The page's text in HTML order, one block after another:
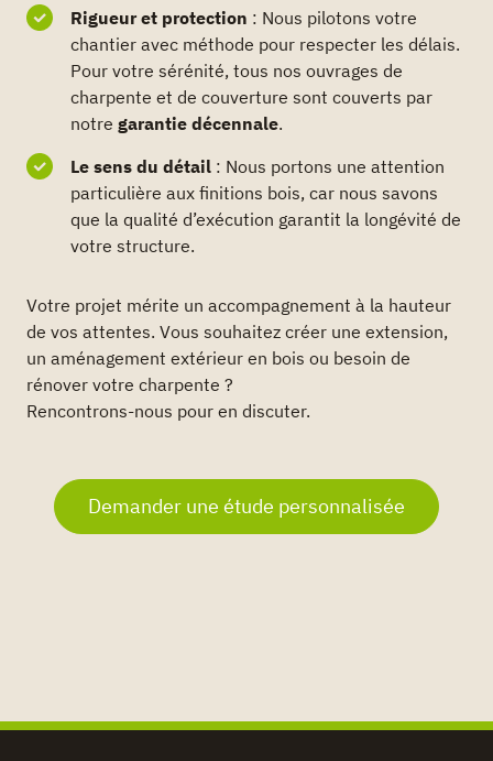
Rigueur et protection : Nous pilotons votre
chantier avec méthode pour respecter les délais.
Pour votre sérénité, tous nos ouvrages de
charpente et de couverture sont couverts par
notre garantie décennale.
Le sens du détail: Nous portons une attention
particulière aux finitions bois, car nous savons
que la qualité d’exécution garantit la longévité de
votre structure.
Votre projet mérite un accompagnement à la hauteur
de vos attentes. Vous souhaitez créer une extension,
un aménagement extérieur en bois ou besoin de
rénover votre charpente ?
Rencontrons-nous pour en discuter.
Demander une étude personnalisée